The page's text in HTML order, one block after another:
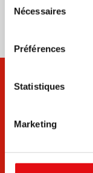
Nécessaires
Préférences
Statistiques
Marketing